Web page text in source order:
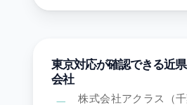
東京対応が確認できる近
会社
株式会社アクラス（